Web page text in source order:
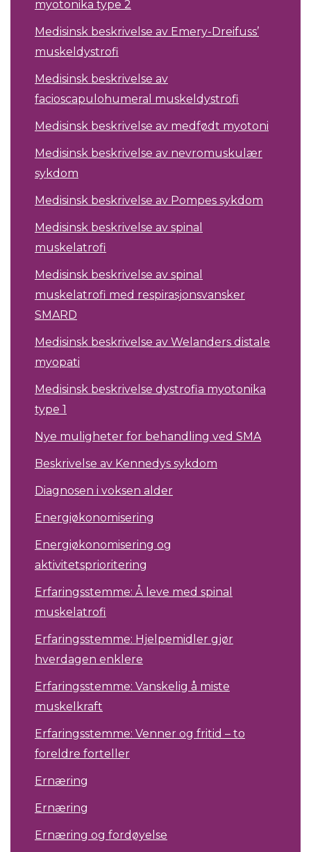
myotonika type 2
Medisinsk beskrivelse av Emery-Dreifuss’
muskeldystrofi
Medisinsk beskrivelse av
facioscapulohumeral muskeldystrofi
Medisinsk beskrivelse av medfødt myotoni
Medisinsk beskrivelse av nevromuskulær
sykdom
Medisinsk beskrivelse av Pompes sykdom
Medisinsk beskrivelse av spinal
muskelatrofi
Medisinsk beskrivelse av spinal
muskelatrofi med respirasjonsvansker
SMARD
Medisinsk beskrivelse av Welanders distale
myopati
Medisinsk beskrivelse dystrofia myotonika
type 1
Nye muligheter for behandling ved SMA
Beskrivelse av Kennedys sykdom
Diagnosen i voksen alder
Energiøkonomisering
Energiøkonomisering og
aktivitetsprioritering
Erfaringsstemme: Å leve med spinal
muskelatrofi
Erfaringsstemme: Hjelpemidler gjør
hverdagen enklere
Erfaringsstemme: Vanskelig å miste
muskelkraft
Erfaringsstemme: Venner og fritid – to
foreldre forteller
Ernæring
Ernæring
Ernæring og fordøyelse